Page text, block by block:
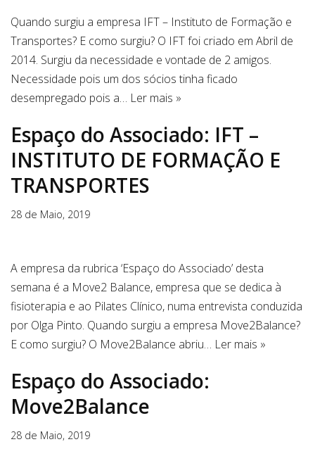
Quando surgiu a empresa IFT – Instituto de Formação e
Transportes? E como surgiu? O IFT foi criado em Abril de
2014. Surgiu da necessidade e vontade de 2 amigos.
Necessidade pois um dos sócios tinha ficado
desempregado pois a… Ler mais »
Espaço do Associado: IFT –
INSTITUTO DE FORMAÇÃO E
TRANSPORTES
28 de Maio, 2019
A empresa da rubrica ‘Espaço do Associado’ desta
semana é a Move2 Balance, empresa que se dedica à
fisioterapia e ao Pilates Clínico, numa entrevista conduzida
por Olga Pinto. Quando surgiu a empresa Move2Balance?
E como surgiu? O Move2Balance abriu… Ler mais »
Espaço do Associado:
Move2Balance
28 de Maio, 2019